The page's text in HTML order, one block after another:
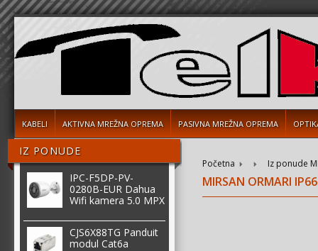
KABELI AKTIVNA MREŽNA OPREMA PASIVNA MREŽNA OPREMA
IZ PONUDE
IPC-F5DP-PV-
0280B-EUR Dahua
Wifi kamera 5.0 MPX
CJS6X88TG Panduit
modul Cat6a
Početna Iz ponude
MIRSAN ORMARI IP66